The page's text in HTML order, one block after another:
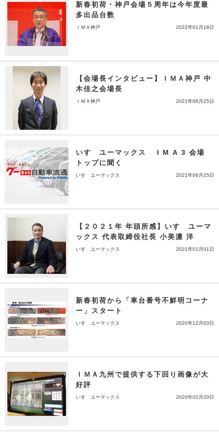
新春初荷・神戸会場５周年は今年度最
多出品台数
ＩＭＡ神戸 2022年01月18日
【会場長インタビュー】ＩＭＡ神戸 中
木佳之会場長
ＩＭＡ神戸 2021年06月25日
いすゞユーマックス I M A 3 会場
トップに聞く
いすゞユーマックス 2021年06月25日
【２０２１年 年頭所感】いすゞユーマ
ックス 代表取締役社長 小美濃 洋
いすゞユーマックス 2021年01月01日
新春初荷から「車台番号不鮮明コーナ
ー」スタート
いすゞユーマックス 2020年12月03日
ＩＭＡ九州で提供する下回り画像が大
好評
いすゞユーマックス 2020年02月20日